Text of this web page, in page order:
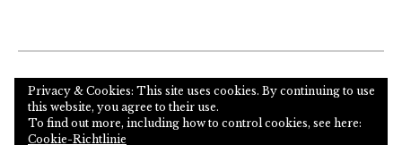
Internetseite des Autors und Psychoanalytikers
Privacy & Cookies: This site uses cookies. By continuing to use
this website, you agree to their use.
To find out more, including how to control cookies, see here:
Cookie-Richtlinie